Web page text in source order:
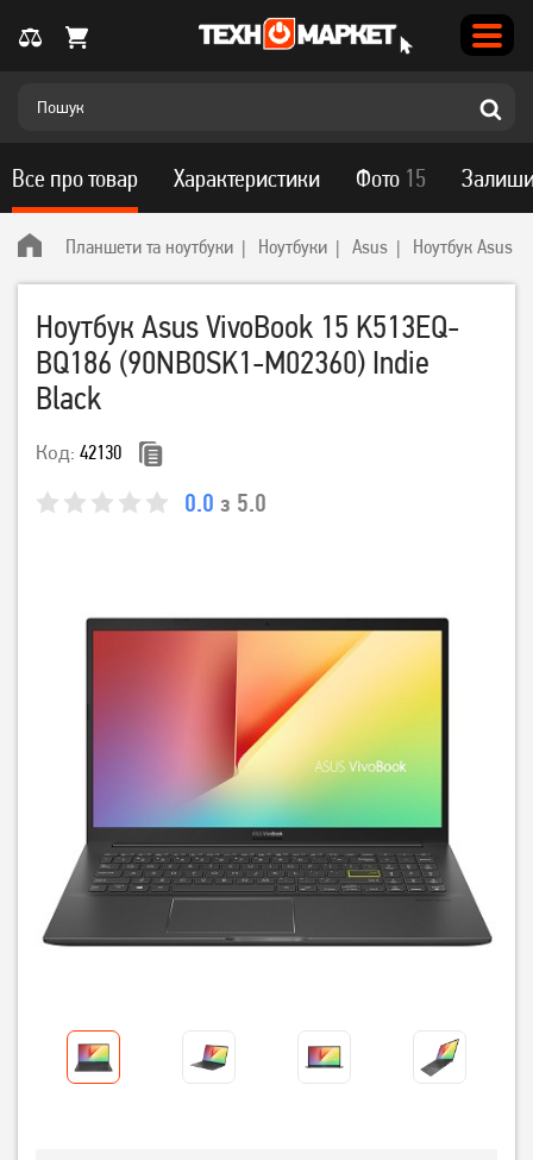
Планшети та ноутбуки Ноутбуки Asus Ноутбук Asus
Ноутбук Asus VivoBook 15 K513EQ-
BQ186 (90NB0SK1-M02360) Indie
Black
Код: 42130
0.0 з 5.0
Все про товар Характеристики Фото 15